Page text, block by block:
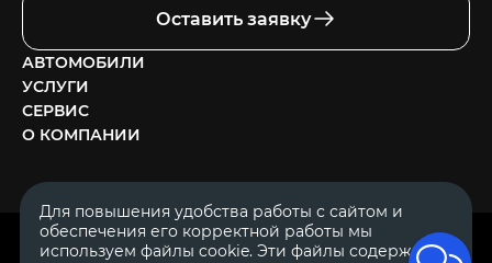
Оставить заявку
АВТОМОБИЛИ
УСЛУГИ
СЕРВИС
О КОМПАНИИ
ОГРН 1111644005153
Для повышения удобства работы с сайтом и
обеспечения его корректной работы мы
используем файлы cookie. Эти файлы содержат